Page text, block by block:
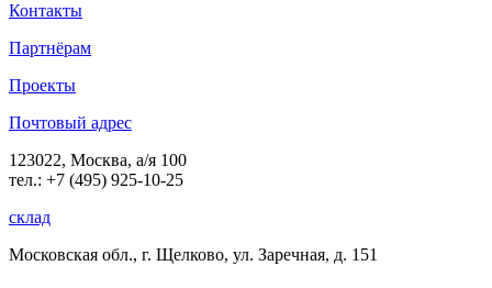
Контакты
Партнёрам
Проекты
Почтовый адрес
123022, Москва, а/я 100
тел.: +7 (495) 925-10-25
склад
Московская обл., г. Щелково, ул. Заречная, д. 151